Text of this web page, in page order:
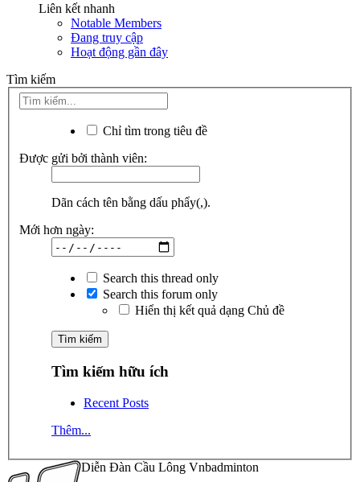
Liên kết nhanh
Notable Members
Đang truy cập
Hoạt động gần đây
Tìm kiếm
Chỉ tìm trong tiêu đề
Được gửi bởi thành viên:
Dãn cách tên bằng dấu phẩy(,).
Mới hơn ngày:
Search this thread only
Search this forum only
Hiển thị kết quả dạng Chủ đề
Tìm kiếm hữu ích
Recent Posts
Thêm...
Diễn Đàn Cầu Lông Vnbadminton